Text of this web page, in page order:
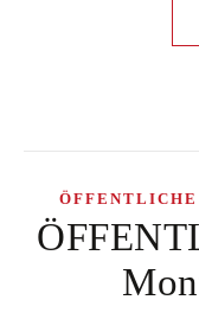
ÖFFENTLICHE